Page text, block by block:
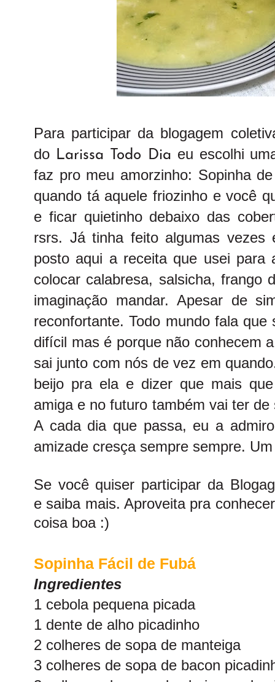
Para participar da blogagem
do Larissa Todo Dia eu escolhi
faz pro meu amorzinho: Sopinha
quando tá aquele friozinho e você
e ficar quietinho debaixo das
rsrs. Já tinha feito algumas vezes
posto aqui a receita que usei para
colocar calabresa, salsicha, frango
imaginação mandar. Apesar de
reconfortante. Todo mundo fala
difícil mas é porque não conhecem
sai junto com nós de vez em
beijo pra ela e dizer que mais
amiga e no futuro também vai ter
A cada dia que passa, eu a
amizade cresça sempre sempre.
Se você quiser participar da
e saiba mais. Aproveita pra
coisa boa :)
Sopinha Fácil de Fubá
Ingredientes
1 cebola pequena picada
1 dente de alho picadinho
2 colheres de sopa de manteiga
3 colheres de sopa de bacon